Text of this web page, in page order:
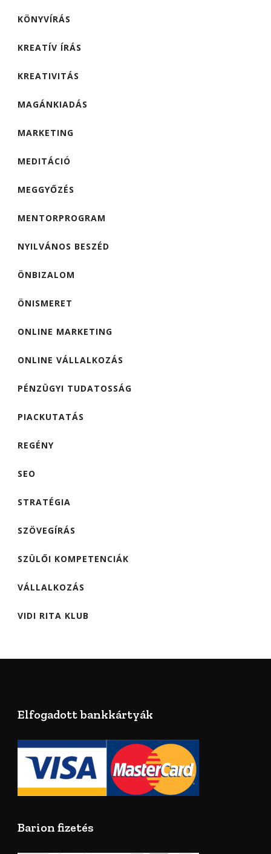
KÖNYVÍRÁS
KREATÍV ÍRÁS
KREATIVITÁS
MAGÁNKIADÁS
MARKETING
MEDITÁCIÓ
MEGGYŐZÉS
MENTORPROGRAM
NYILVÁNOS BESZÉD
ÖNBIZALOM
ÖNISMERET
ONLINE MARKETING
ONLINE VÁLLALKOZÁS
PÉNZÜGYI TUDATOSSÁG
PIACKUTATÁS
REGÉNY
SEO
STRATÉGIA
SZÖVEGÍRÁS
SZÜLŐI KOMPETENCIÁK
VÁLLALKOZÁS
VIDI RITA KLUB
Elfogadott bankkártyák
Barion fizetés